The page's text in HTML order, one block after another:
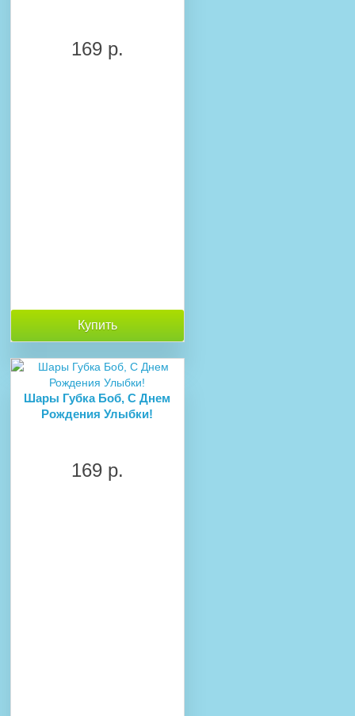
169 р.
Купить
Шары Губка Боб, С Днем
Рождения Улыбки!
169 р.